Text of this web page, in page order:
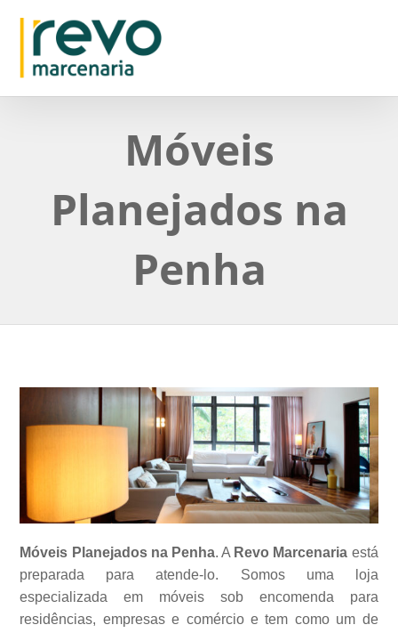
Móveis
Planejados na
Penha
Móveis Planejados na Penha. A Revo Marcenaria está
preparada para atende-lo. Somos uma loja
especializada em móveis sob encomenda para
residências, empresas e comércio e tem como um de